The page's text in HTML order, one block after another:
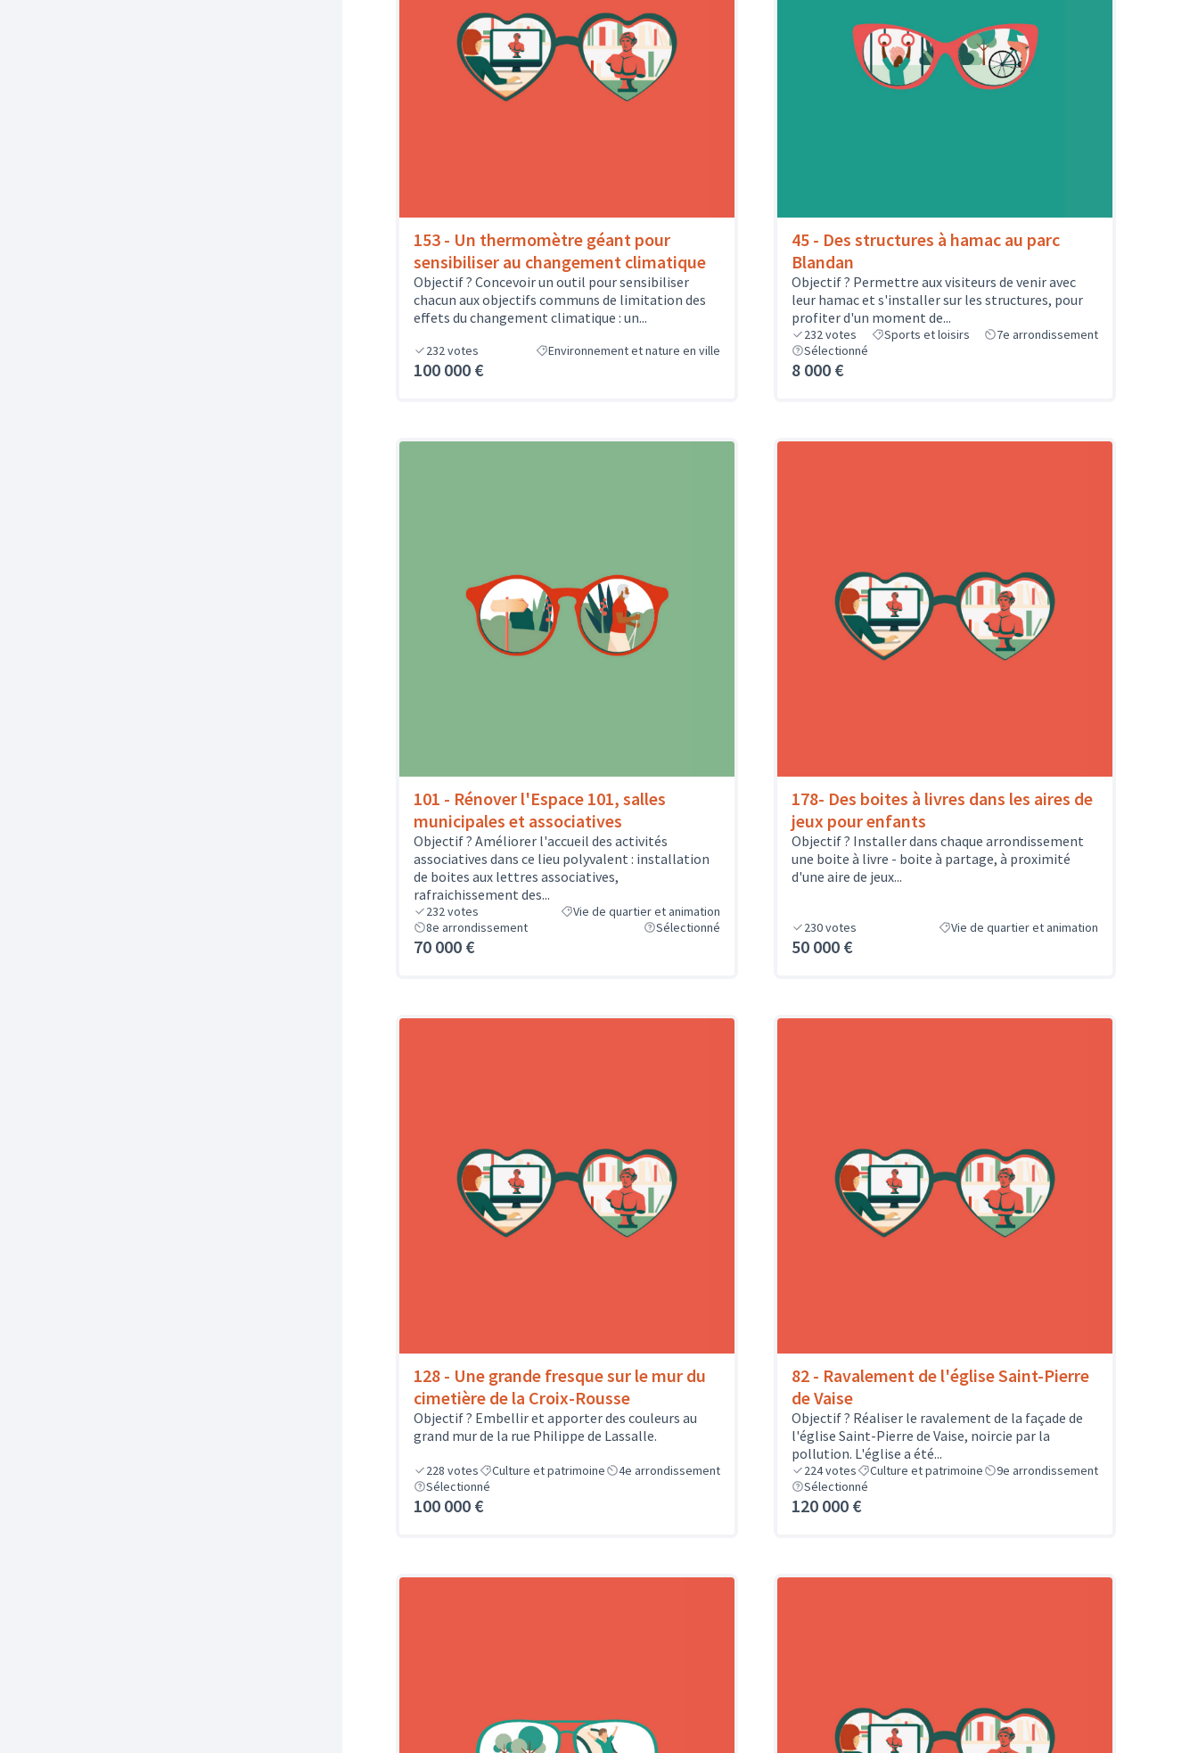
153 - Un thermomètre géant pour
sensibiliser au changement climatique
Objectif ? Concevoir un outil pour sensibiliser
chacun aux objectifs communs de limitation des
effets du changement climatique : un...
232votes Environnement et nature en ville
100 000 €
45 - Des structures à hamac au parc
Blandan
Objectif ? Permettre aux visiteurs de venir avec
leur hamac et s'installer sur les structures, pour
profiter d'un moment de...
232votes Sports et loisirs
7e arrondissement
Sélectionné
8 000 €
101 - Rénover l'Espace 101, salles
municipales et associatives
Objectif ? Améliorer l'accueil des activités
associatives dans ce lieu polyvalent : installation
de boites aux lettres associatives,
rafraichissement des...
232votes
Vie de quartier et animation
8e arrondissement
Sélectionné
70 000 €
178- Des boites à livres dans les aires de
jeux pour enfants
Objectif ? Installer dans chaque arrondissement
une boite à livre - boite à partage, à proximité
d'une aire de jeux...
230votes Vie de quartier et animation
50 000 €
128 - Une grande fresque sur le mur du
cimetière de la Croix-Rousse
Objectif ? Embellir et apporter des couleurs au
grand mur de la rue Philippe de Lassalle.
228 votes Culture et patrimoine
4e arrondissement
Sélectionné
100 000 €
82 - Ravalement de l'église Saint-Pierre
de Vaise
Objectif ? Réaliser le ravalement de la façade de
l'église Saint-Pierre de Vaise, noircie par la
pollution. L'église a été...
224votes Culture et patrimoine
9e arrondissement
Sélectionné
120 000 €